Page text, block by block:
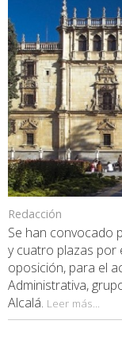
Redacción
Se han convocado
y cuatro plazas por
oposición, para el
Administrativa,
Alcalá. Leer más...